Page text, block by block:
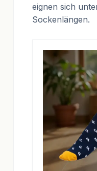
eignen sich
Sockenlängen.